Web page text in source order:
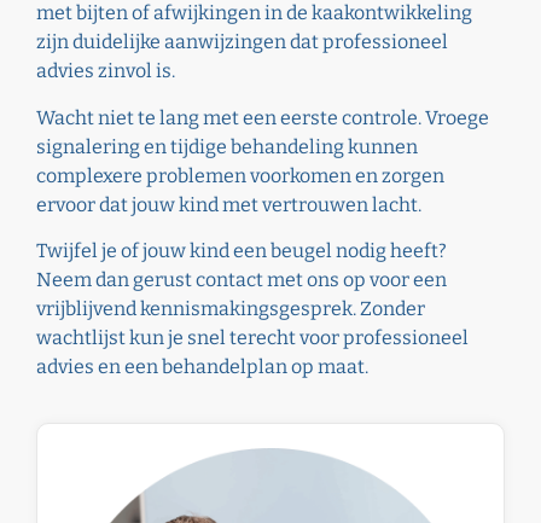
met bijten of afwijkingen in de kaakontwikkeling
zijn duidelijke aanwijzingen dat professioneel
advies zinvol is.
Wacht niet te lang met een eerste controle. Vroege
signalering en tijdige behandeling kunnen
complexere problemen voorkomen en zorgen
ervoor dat jouw kind met vertrouwen lacht.
Twijfel je of jouw kind een beugel nodig heeft?
Neem dan gerustcontactmet ons op voor een
vrijblijvend kennismakingsgesprek. Zonder
wachtlijst kun je snel terecht voor professioneel
advies en een behandelplan op maat.